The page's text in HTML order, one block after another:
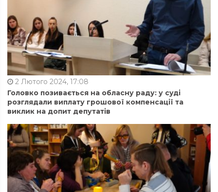
2 Лютого 2024, 17:08
Головко позивається на обласну раду: у суді
розглядали виплату грошової компенсації та
виклик на допит депутатів